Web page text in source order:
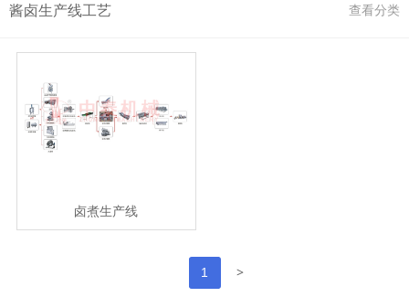
酱卤生产线工艺 查看分类
卤煮生产线
1 >